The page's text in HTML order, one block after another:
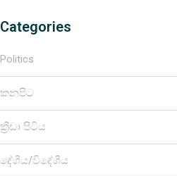
Categories
Politics
කනපිට
ක්‍රීඩා පිටිය
දේශීය/විදේශීය